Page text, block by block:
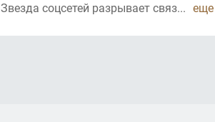
Звезда соцсетей разрывает связ... еще